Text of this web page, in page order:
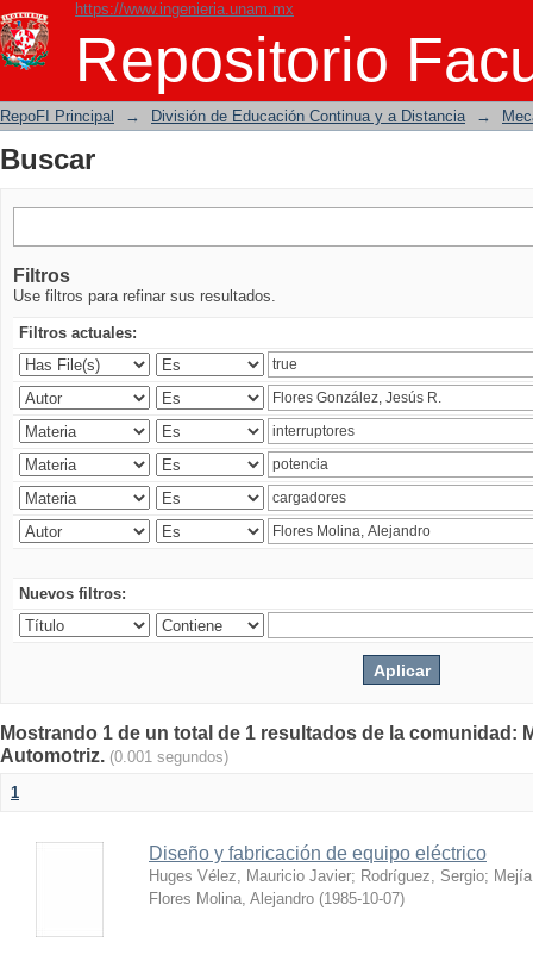
https://www.ingenieria.unam.mx
Repositorio
Buscar
RepoFI Principal → División de Educación Continua y a Distancia →
Buscar
Filtros
Use filtros para refinar sus resultados.
Filtros actuales:
Nuevos filtros:
Mostrando 1 de un total de 1 resultados de la comunidad:
Automotriz. (0.001 segundos)
1
Diseño y fabricación de equipo eléctrico
Huges Vélez, Mauricio Javier; Rodríguez, Sergio;
Flores Molina, Alejandro (1985-10-07)